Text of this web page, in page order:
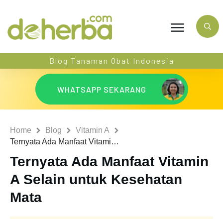
Blog Tanaman Obat Indonesia
WHATSAPP SEKARANG
Home Blog
Vitamin A
Ternyata Ada Manfaat Vitamin A Selain untuk Kesehatan Mata
Ternyata Ada Manfaat Vitamin
A Selain untuk Kesehatan
Mata